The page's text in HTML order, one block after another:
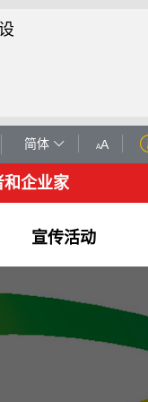
简体 AA
和企业家
宣传活动